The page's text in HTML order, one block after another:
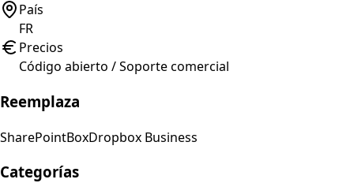
País
FR
Precios
Código abierto / Soporte comercial
Reemplaza
SharePointBoxDropbox Business
Categorías